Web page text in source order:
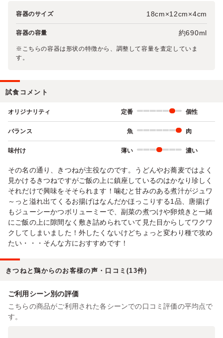
容器のサイズ 18cm×12cm×4cm
容器の容量 約690ml
※こちらの容器は形状の特徴から、調整して容量を査定していま
す。
試食コメント
オリジナリティ 定番 個性
バランス 魚 肉
味付け 薄い 濃い
その名の通り、きつねが主役なのです。うどんやお蕎麦ではよく
見かけるきつねですがご飯の上に鎮座しているのはかなり珍しく
それだけで興味をそそられます！噛むと甘みのある煮汁がジュワ
～っと溢れ出てくるお揚げはなんだかほっこりする1品、唐揚げ
もジューシーかつボリューミーで、副菜の煮つけや卵焼きと一緒
にご飯の上に隙間なく敷き詰められていて見た目からしてワクワ
クしてしまいました！外したくないけどちょっと変わり種で攻め
たい・・・そんな方におすすめです！
きつねと鶏からのお客様の声・口コミ(13件)
ご利用シーン別の評価
こちらの商品がご利用された各シーンでの口コミ評価の平均点で
す。